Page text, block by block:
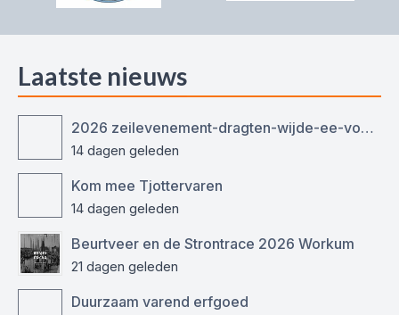
Laatste nieuws
2026 zeilevenement-dragten-wijde-ee-voor-ronde-en-platbodemjachten
14 dagen geleden
Kom mee Tjottervaren
14 dagen geleden
Beurtveer en de Strontrace 2026 Workum
21 dagen geleden
Duurzaam varend erfgoed